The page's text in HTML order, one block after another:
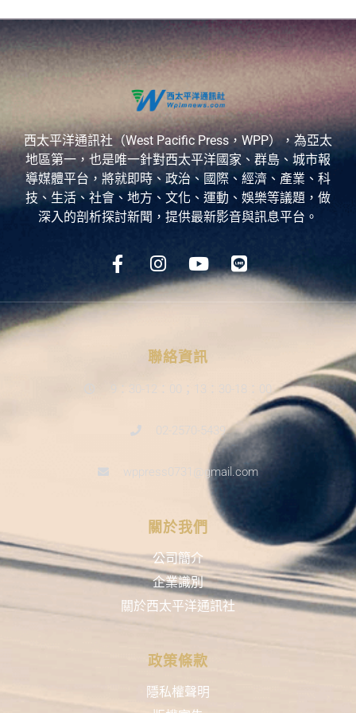
西太平洋通訊社（West Pacific Press，WPP），為亞太
地區第一，也是唯一針對西太平洋國家、群島、城市報
導媒體平台，將就即時、政治、國際、經濟、產業、科
技、生活、社會、地方、文化、運動、娛樂等議題，做
深入的剖析探討新聞，提供最新影音與訊息平台。
聯絡資訊
9：30-12：00；13：30-18：00
02-2570-5439
wppress0731@gmail.com
關於我們
公司簡介
企業識別
關於西太平洋通訊社
政策條款
隱私權聲明